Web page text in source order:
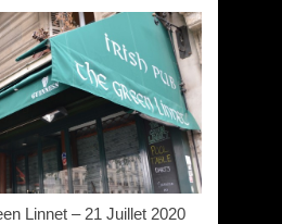
Linnet – 21 Juillet 2020